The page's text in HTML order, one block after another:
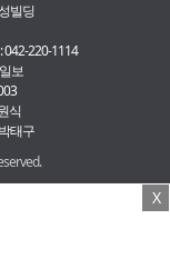
빌딩
042-220-1114
보
식
태구
X